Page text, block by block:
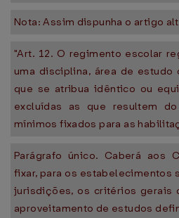
Nota: Assim dispunha o artigo
"Art. 12. O regimento escolar
uma disciplina, área de estudo
que se atribua idêntico ou
excluídas as que resultem
mínimos fixados para as
Parágrafo único. Caberá aos
fixar, para os estabelecimentos
jurisdições, os critérios gerais
aproveitamento de estudos